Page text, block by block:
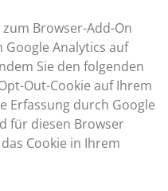
Browser-Add-On
Google Analytics auf
Sie den folgenden
Out-Cookie auf Ihrem
Erfassung durch Google
für diesen Browser
Cookie in Ihrem